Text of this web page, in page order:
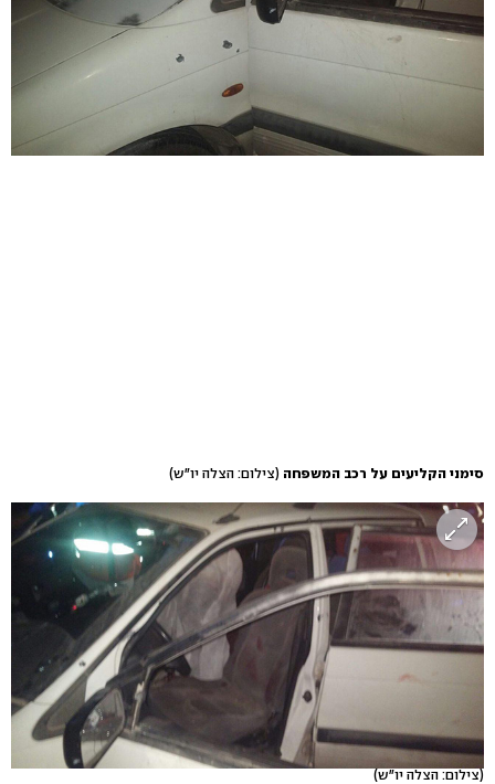
סימני הקליעים על רכב המשפחה (צילום: הצלה יו"ש)
(צילום: הצלה יו"ש)